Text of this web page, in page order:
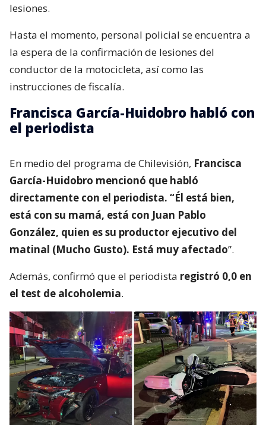
lesiones.
Hasta el momento, personal policial se encuentra a
la espera de la confirmación de lesiones del
conductor de la motocicleta, así como las
instrucciones de fiscalía.
Francisca García-Huidobro habló con
el periodista
En medio del programa de Chilevisión, Francisca
García-Huidobro mencionó que habló
directamente con el periodista. “Él está bien,
está con su mamá, está con Juan Pablo
González, quien es su productor ejecutivo del
matinal (Mucho Gusto). Está muy afectado”.
Además, confirmó que el periodista registró 0,0 en
el test de alcoholemia.